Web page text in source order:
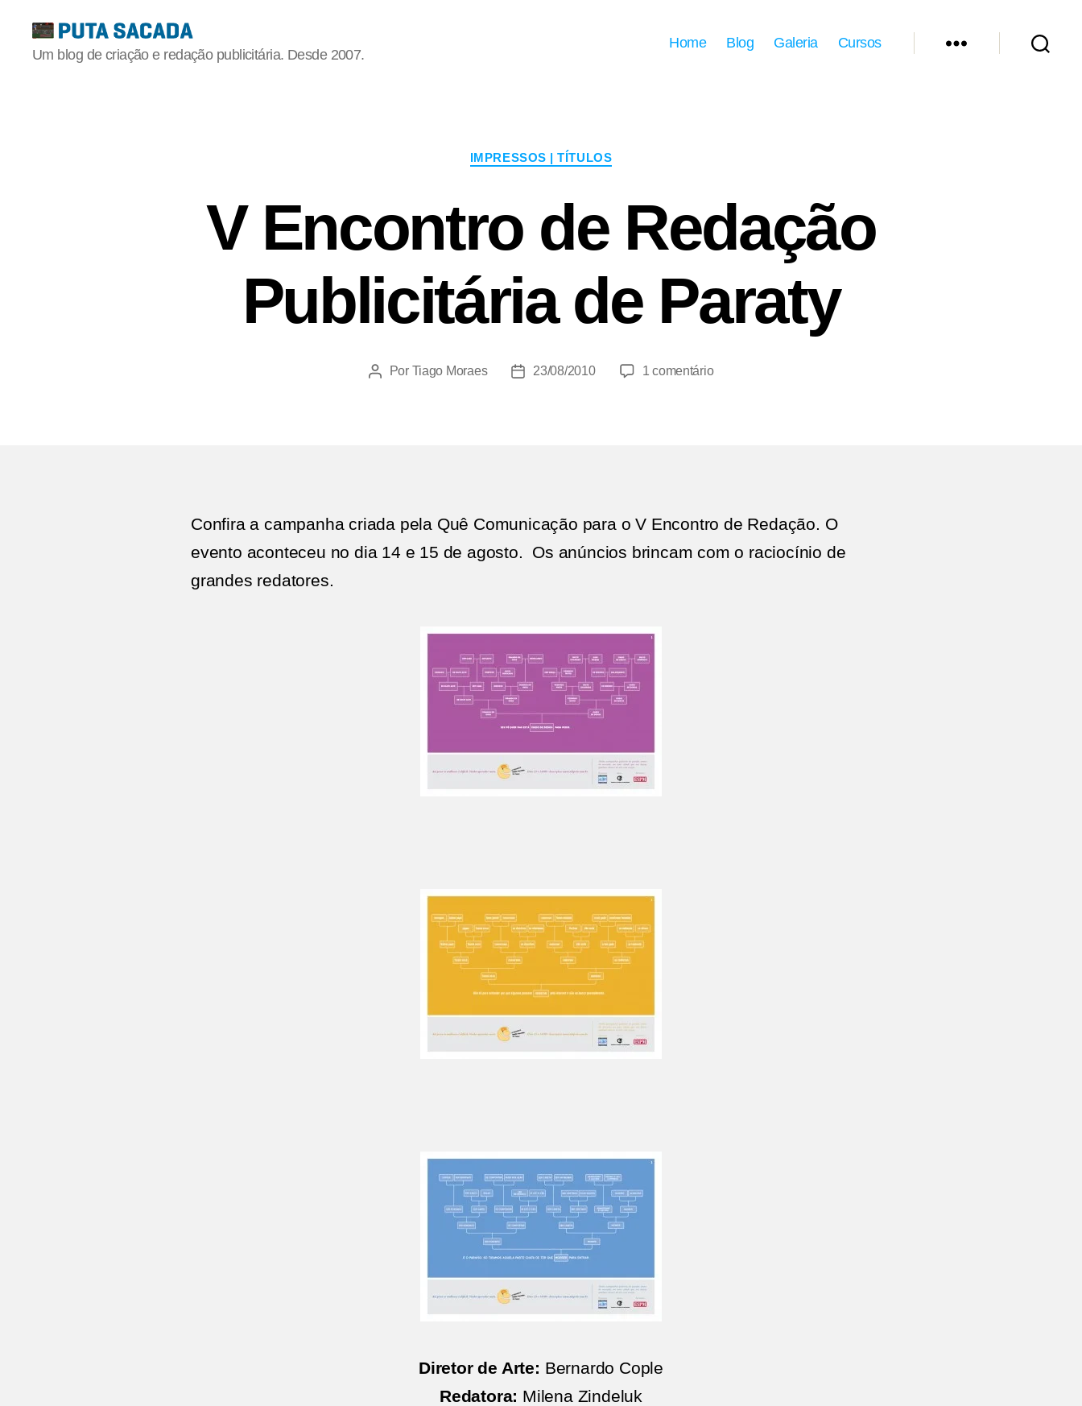
Putasacada
Um blog de criação e redação publicitária. Desde 2007.
Home Blog Galeria Cursos
Categorias
IMPRESSOS | TÍTULOS
V Encontro de Redação
Publicitária de Paraty
Autor
Por Tiago Moraes
Data23/08/2010 1 comentárioem
Confira a campanha criada pela Quê Comunicação para o V Encontro de Redação. O
evento aconteceu no dia 14 e 15 de agosto. Os anúncios brincam com o raciocínio de
grandes redatores.
Diretor de Arte: Bernardo Cople
Redatora: Milena Zindeluk